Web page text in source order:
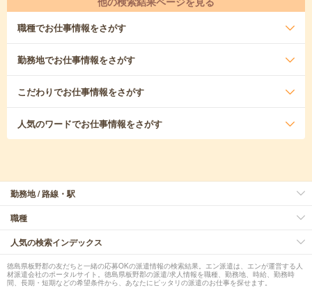
職種でお仕事情報をさがす
勤務地でお仕事情報をさがす
こだわりでお仕事情報をさがす
人気のワードでお仕事情報をさがす
勤務地 / 路線・駅
職種
人気の検索インデックス
徳島県板野郡の友だちと一緒の応募OKの派遣情報の検索結果。エン派遣は、エンが運営する人
材派遣会社のポータルサイト。徳島県板野郡の派遣/求人情報を職種、勤務地、時給、勤務時
間、長期・短期などの希望条件から、あなたにピッタリの派遣のお仕事を探せます。